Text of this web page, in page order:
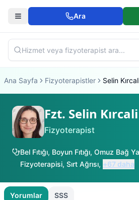
Ara
Ana Sayfa Fizyoterapistler Selin
Fzt. Selin Kırcali
Fizyoterapist
Bel Fıtığı, Boyun Fıtığı, Omuz Bağ
Fizyoterapisi, Sırt Ağrısı, +67 daha
Yorumlar SSS